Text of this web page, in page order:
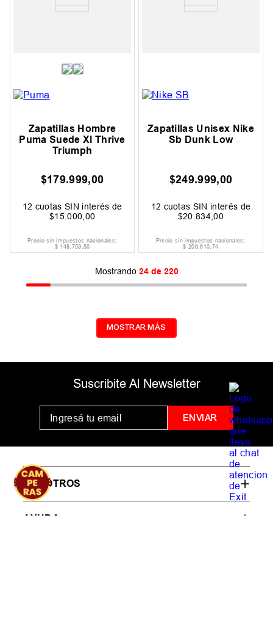
Zapatillas Hombre
Puma Suede Xl Thrive
Triumph
$179.999,00
12 cuotas SIN interés de
$15.000 00
Precio sin impuestos nacionales:
$ 148.759,50
Zapatillas Unisex Nike
Sb Dunk Low
$249.999,00
12 cuotas SIN interés de
$20 .834 ,00
Precio sin impuestos nacionales:
$ 206.610,74
Mostrando 24 de 220
MOSTRAR MÁS
Suscribite Al Newsletter
ENVIAR
NOSOTROS
AYUDA